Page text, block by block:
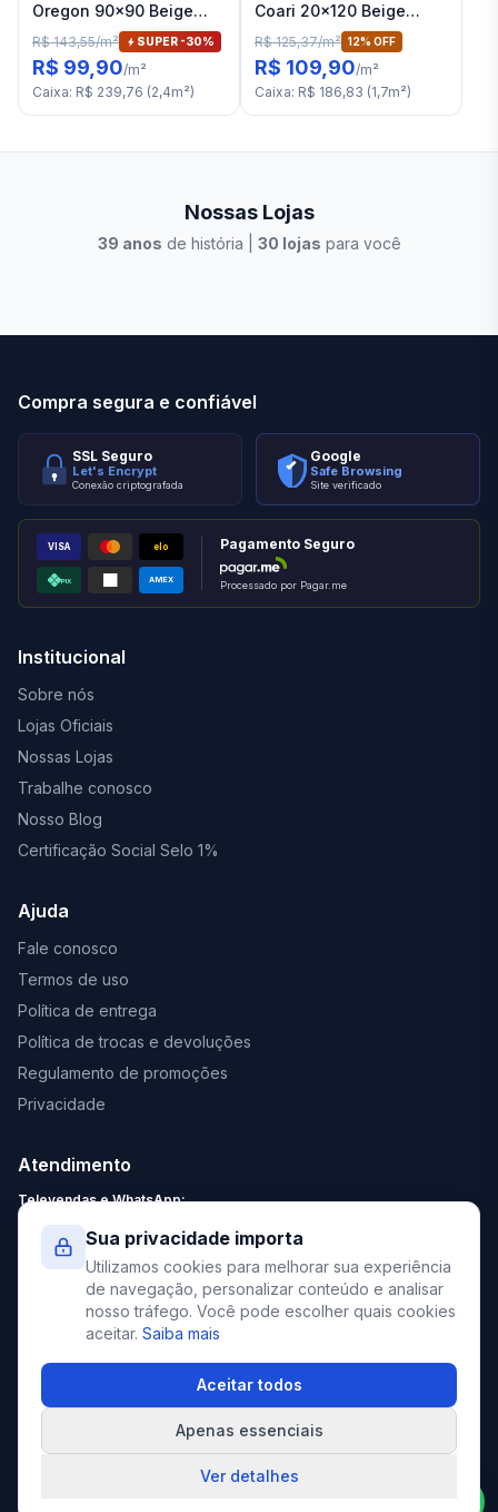
Oregon 90x90 Beige
Satin RET "A"
R$ 143,55/m² SUPER -30%
R$ 99,90/m²
Caixa: R$ 239,76 (2,4m²)
Coari 20x120 Beige
Satin RET "A"
R$ 125,37/m² 12% OFF
R$ 109,90/m²
Caixa: R$ 186,83 (1,7m²)
Nossas Lojas
39 anos de história | 30 lojas para você
Compra segura e confiável
SSL Seguro
Let's Encrypt
Conexão criptografada
Google
Safe Browsing
Site verificado
VISA elo
PIX AMEX
Pagamento Seguro
Processado por Pagar.me
Institucional
Sobre nós
Lojas Oficiais
Nossas Lojas
Trabalhe conosco
Nosso Blog
Certificação Social Selo 1%
Ajuda
Fale conosco
Termos de uso
Política de entrega
Política de trocas e devoluções
Regulamento de promoções
Privacidade
Atendimento
Televendas e WhatsApp:
Sábado: 9:00 - 13:00
contato@elevato.com.br
+55 51 4042-9413
Elevato. Todos os direitos reservados.
Sua privacidade importa
Utilizamos cookies para melhorar sua experiência
de navegação, personalizar conteúdo e analisar
nosso tráfego. Você pode escolher quais cookies
aceitar. Saiba mais
Aceitar todos
Apenas essenciais
Ver detalhes